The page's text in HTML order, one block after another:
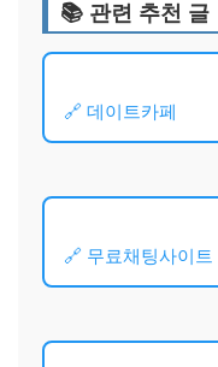
📚 관련 추천 글
🔗 데이트카페
🔗 무료채팅사이트